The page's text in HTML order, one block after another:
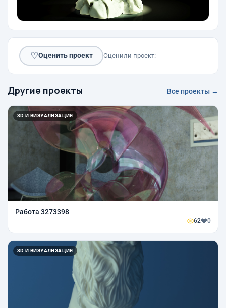
♡Оценить проект Оценили проект:
Другие проекты Все проекты →
3D И ВИЗУАЛИЗАЦИЯ
Работа 3273398
62 0
3D И ВИЗУАЛИЗАЦИЯ